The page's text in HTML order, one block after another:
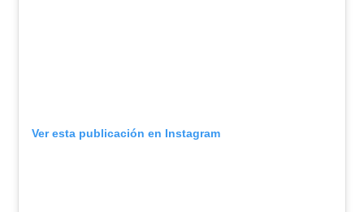
Ver esta publicación en Instagram